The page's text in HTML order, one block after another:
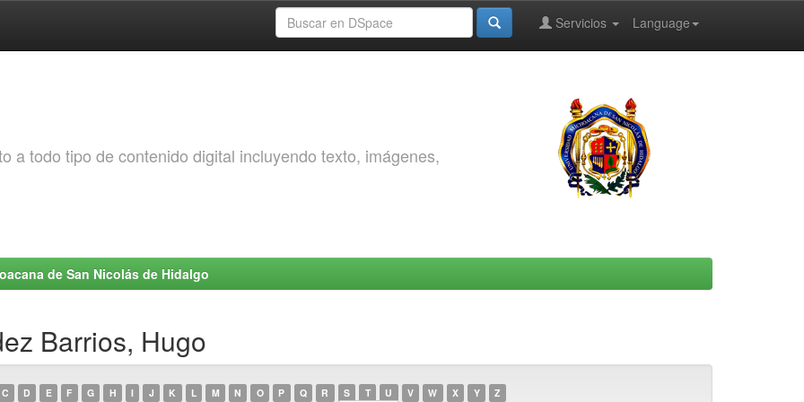
Language
Servicios
a todo tipo de contenido digital incluyendo texto, imágenes,
de San Nicolás de Hidalgo
Barrios, Hugo
C D E F G H I J K L M N O P Q R S T U V W X Y Z